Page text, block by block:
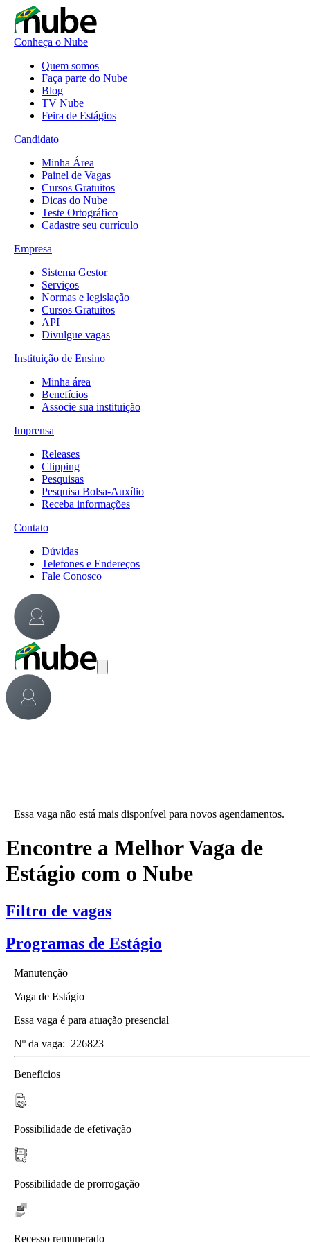
Conheça o Nube
Quem somos
Faça parte do Nube
Blog
TV Nube
Feira de Estágios
Candidato
Minha Área
Painel de Vagas
Cursos Gratuitos
Dicas do Nube
Teste Ortográfico
Cadastre seu currículo
Empresa
Sistema Gestor
Serviços
Normas e legislação
Cursos Gratuitos
API
Divulgue vagas
Instituição de Ensino
Minha área
Benefícios
Associe sua instituição
Imprensa
Releases
Clipping
Pesquisas
Pesquisa Bolsa-Auxílio
Receba informações
Contato
Dúvidas
Telefones e Endereços
Fale Conosco
Essa vaga não está mais disponível para novos agendamentos.
Encontre a Melhor Vaga de
Estágio com o Nube
Filtro de vagas
Programas de Estágio
Manutenção
Vaga de Estágio
Essa vaga é para atuação presencial
Nº da vaga: 226823
Benefícios
Possibilidade de efetivação
Possibilidade de prorrogação
Recesso remunerado